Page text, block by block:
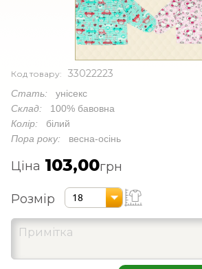
Код товару: 33022223
Стать: унісекс
Склад: 100% бавовна
Колір: білий
Пора року: весна-осінь
Ціна 103,00грн
Розмір 18